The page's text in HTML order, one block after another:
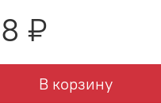
₽
В корзину